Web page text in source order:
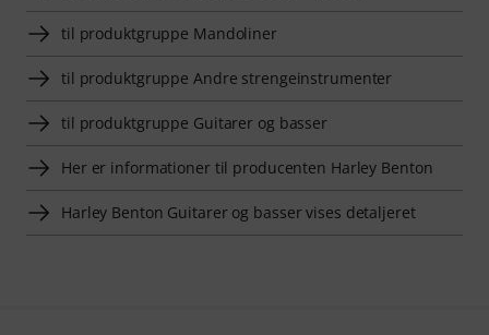
til produktgruppe Mandoliner
til produktgruppe Andre strengeinstrumenter
til produktgruppe Guitarer og basser
Her er informationer til producenten Harley Benton
Harley Benton Guitarer og basser vises detaljeret